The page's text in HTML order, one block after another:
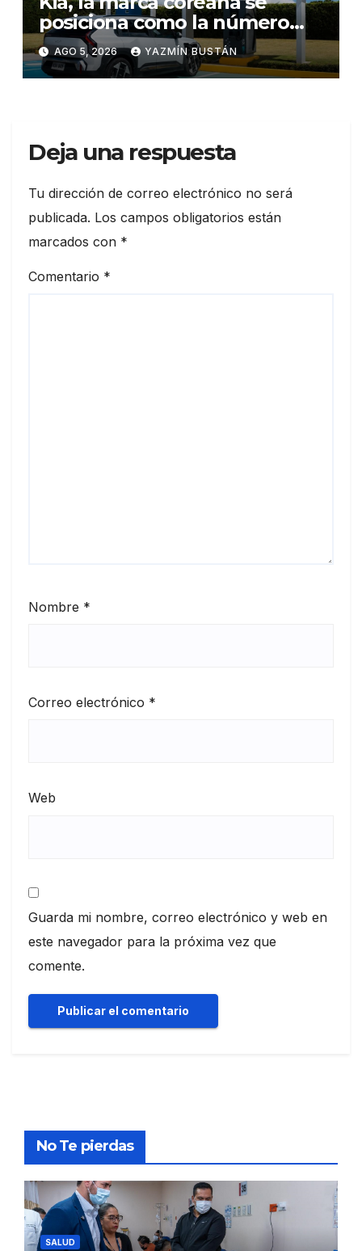
posiciona como la número
uno en ventas de vehículos
eléctricos en Ecuador
durante julio
AGO 5, 2026 YAZMÍN BUSTÁN
Deja una respuesta
Tu dirección de correo electrónico no será
publicada. Los campos obligatorios están
marcados con *
Comentario *
Nombre *
Correo electrónico *
Web
Guarda mi nombre, correo electrónico y web en
este navegador para la próxima vez que
comente.
No Te pierdas
SALUD